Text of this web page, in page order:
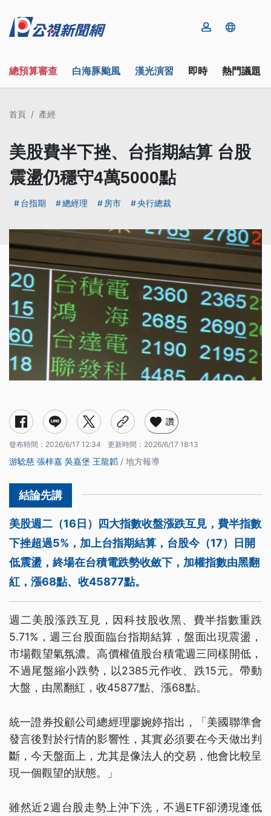
總預算審查 白海豚颱風 漢光演習 即時 熱門議題
首頁 產經
美股費半下挫、台指期結算 台股
震盪仍穩守4萬5000點
台指期 總經理 房市 央行總裁
讚
發布時間： 2026/6/17 12:34 更新時間： 2026/6/17 18:13
游騐慈 張梓嘉 吳嘉堡 王龍韜 / 地方報導
美股週二（16日）四大指數收盤漲跌互見，費半指數
下挫超過5%，加上台指期結算，台股今（17）日開
低震盪，終場在台積電跌勢收斂下，加權指數由黑翻
紅，漲68點、收45877點。
週二美股漲跌互見，因科技股收黑、費半指數重跌
5.71%，週三台股面臨台指期結算，盤面出現震盪，
市場觀望氣氛濃。高價權值股台積電週三同樣開低，
不過尾盤縮小跌勢，以2385元作收、跌15元。帶動
大盤，由黑翻紅，收45877點、漲68點。
統一證券投顧公司總經理廖婉婷指出，「美國聯準會
發言後對於行情的影響性，其實必須要在今天做出判
斷，今天盤面上，尤其是像法人的交易，他會比較呈
現一個觀望的狀態。」
雖然近2週台股走勢上沖下洗，不過ETF卻湧現逢低